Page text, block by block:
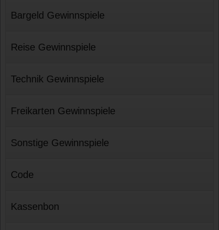
Bargeld Gewinnspiele
Reise Gewinnspiele
Technik Gewinnspiele
Freikarten Gewinnspiele
Sonstige Gewinnspiele
Code
Kassenbon